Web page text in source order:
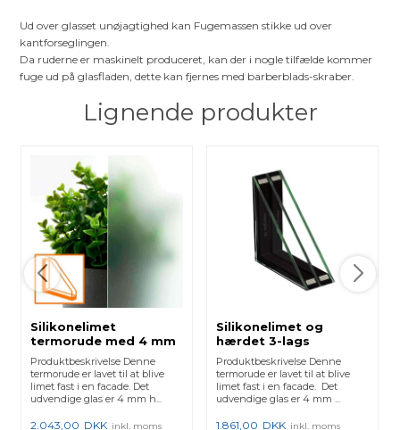
Ud over glasset unøjagtighed kan Fugemassen stikke ud over
kantforseglingen.
Da ruderne er maskinelt produceret, kan der i nogle tilfælde kommer
fuge ud på glasfladen, dette kan fjernes med barberblads-skraber.
Lignende produkter
Silikonelimet
termorude med 4 mm
hærdet og 4 mm
hærdet satin glas
Produktbeskrivelse Denne
termorude er lavet til at blive
limet fast i en facade. Det
udvendige glas er 4 mm h...
2.043,00 DKK inkl. moms
Silikonelimet og
hærdet 3-lags
termorude med
Lavenergi
Produktbeskrivelse Denne
termorude er lavet til at blive
limet fast i en facade. Det
udvendige glas er 4 mm ...
1.861,00 DKK inkl. moms